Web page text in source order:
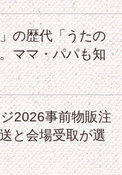
の歴代「うたの
ママ・パパも知
2026事前物販注
と会場受取が選